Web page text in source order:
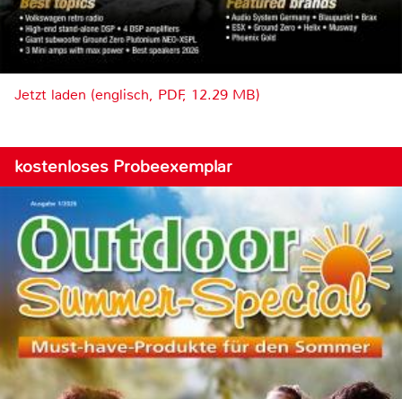
Jetzt laden (englisch, PDF, 12.29 MB)
kostenloses Probeexemplar